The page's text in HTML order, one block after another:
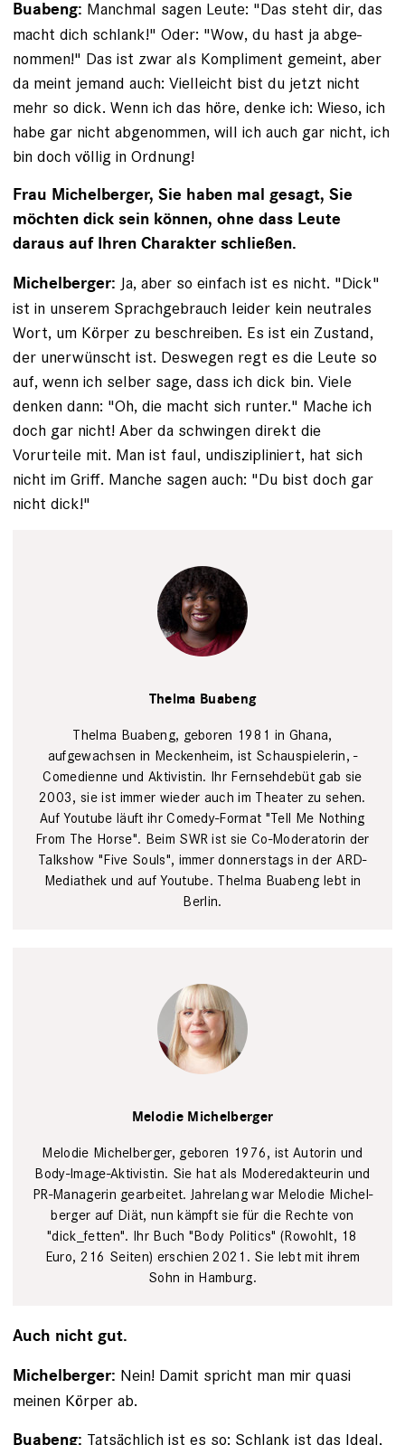
Buabeng: Manchmal sagen Leute: "Das steht dir, das
macht dich schlank!" Oder: "Wow, du hast ja abge­
nommen!" Das ist zwar als Kompliment gemeint, aber
da meint jemand auch: Vielleicht bist du jetzt nicht
mehr so dick. Wenn ich das höre, denke ich: Wieso, ich
habe gar nicht abgenommen, will ich auch gar nicht, ich
bin doch völlig in Ordnung!
Frau Michelberger, Sie haben mal gesagt, Sie
möchten dick sein können, ohne dass Leute
daraus auf Ihren ­Charakter schließen.
Michelberger: Ja, aber so einfach ist es nicht. "Dick"
ist in unserem Sprachgebrauch leider kein neutrales
Wort, um Körper zu beschreiben. Es ist ein Zustand,
der un­erwünscht ist. Deswegen regt es die Leute so
auf, wenn ich selber sage, dass ich dick bin. Viele
denken dann: "Oh, die macht sich runter." Mache ich
doch gar nicht! Aber da schwingen direkt die
Vorurteile mit. Man ist faul, undiszipliniert, hat sich
nicht im Griff. Manche sagen auch: "Du bist doch gar
nicht dick!"
Thelma Buabeng
Thelma Buabeng, ­geboren 1981 in Ghana,
aufgewachsen in Mecken­heim, ist Schauspielerin, ­
Comedienne und ­Aktivistin. Ihr Fernsehdebüt gab sie
2003, sie ist immer wieder auch im Theater zu ­sehen.
Auf Youtube läuft ihr Comedy-­Format "Tell Me ­Nothing
From The ­Horse". Beim SWR ist sie Co-Moderatorin der
Talkshow "Five Souls", immer ­donnerstags in der ARD-
Mediathek und auf Youtube. ­Thelma Buabeng lebt in
Berlin.
Legid
Melodie Michelberger
Melodie Michelberger, geboren 1976, ist Autorin und
Body-­Image-Aktivistin. Sie hat als Mode­redakteurin und
PR-Managerin ­gearbeitet. Jahrelang war Melodie Michel­
berger auf Diät, nun kämpft sie für die ­Rechte von
"dick_fetten". Ihr Buch "Body Politics" (­Rowohlt, 18
Euro, 216 Seiten) erschien 2021. Sie lebt mit ihrem
Sohn in ­Hamburg.
Auch nicht gut.
Michelberger: Nein! Damit spricht man mir quasi
meinen Körper ab.
Buabeng: Tatsächlich ist es so: Schlank ist das Ideal,